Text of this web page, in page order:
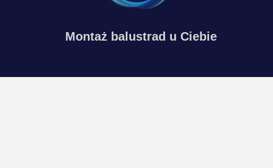
Montaż balustrad u Ciebie